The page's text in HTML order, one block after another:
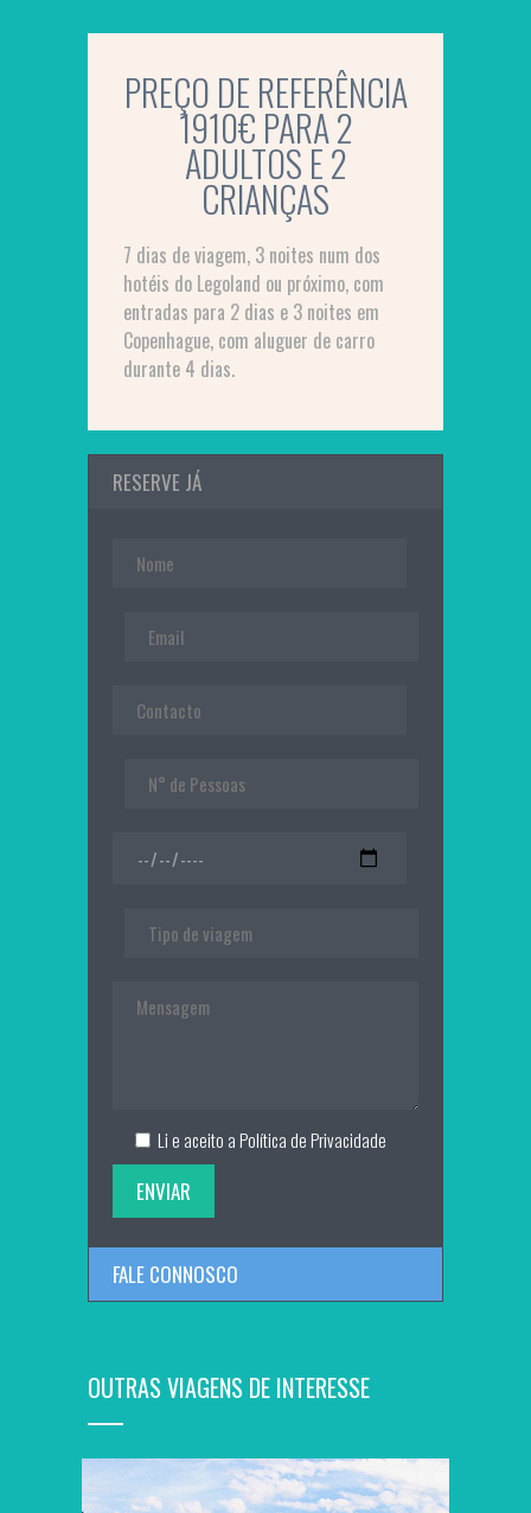
PREÇO DE REFERÊNCIA
1910€ PARA 2
ADULTOS E 2
CRIANÇAS
7 dias de viagem, 3 noites num dos
hotéis do Legoland ou próximo, com
entradas para 2 dias e 3 noites em
Copenhague, com aluguer de carro
durante 4 dias.
RESERVE JÁ
Li e aceito aPolítica de Privacidade
FALE CONNOSCO
OUTRAS VIAGENS DE INTERESSE